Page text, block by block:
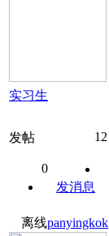
实习生
发帖 12
0
发消息
离线panyingkok